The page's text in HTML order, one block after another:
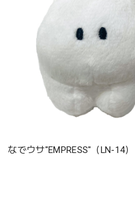
なでウサ"EMPRESS"（LN-14）